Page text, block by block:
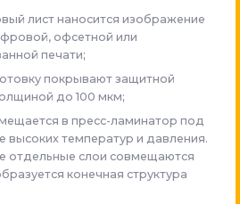
лист наносится изображение
офсетной или
печати;
покрывают защитной
до 100 мкм;
в пресс-ламинатор под
высоких температур и давления.
отдельные слои совмещаются
конечная структура